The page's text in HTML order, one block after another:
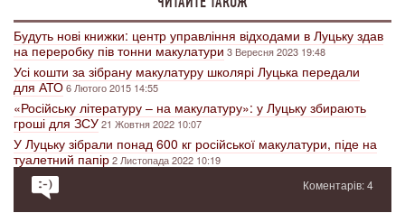
Будуть нові книжки: центр управління відходами в Луцьку здав
на переробку пів тонни макулатури3 Вересня 2023 19:48
Усі кошти за зібрану макулатуру школярі Луцька передали
для АТО6 Лютого 2015 14:55
«Російську літературу – на макулатуру»: у Луцьку збирають
гроші для ЗСУ21 Жовтня 2022 10:07
У Луцьку зібрали понад 600 кг російської макулатури, піде на
туалетний папір2 Листопада 2022 10:19
Коментарів: 4